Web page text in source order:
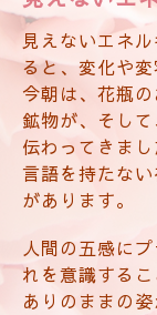
見えないエネ
ると、変化や変
今朝は、花瓶
鉱物が、そし
伝わってきまし
言語を持たな
があります。
人間の五感に
れを意識するこ
ありのままの